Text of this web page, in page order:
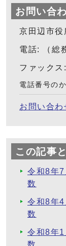
お問い合
京田辺市役
電話: （総
ファック
電話番号の
お問い合わ
この記事
令和8年
数
令和8年
数
令和8年
数